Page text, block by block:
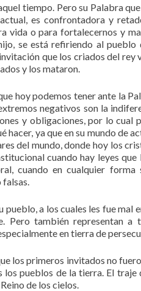
tiempo. Pero su Palabra
es confrontadora y
vida o para fortalecernos y
se está refiriendo al pueblo
que los criados del rey
y los mataron.
hoy podemos tener ante la
negativos son la
y obligaciones, por lo cual
hacer, ya que en su mundo de
del mundo, donde hoy los
cuando hay leyes
cuando en cualquier forma
falsas.
a los cuales les fue mal
Pero también representan a
en tierra de
los primeros invitados no
pueblos de la tierra. El traje
de los cielos.